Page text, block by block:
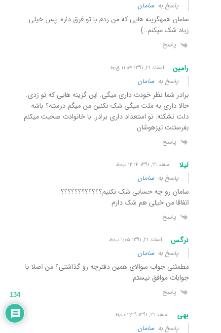
پاسخ بهسامان
سامان همهگزینه هایی که من زدم با تو فرق داره. پس خیلی
زیاد شک میکنم.:)
پاسخ
رامین اسفند ۲۱, ۱۳۹۱ ۱۱:۰۴ ق٫ظ
پاسخ بهسامان
برادر شما نظر خودت داری میگی. این گزینه هایی که تو زدی.
حالا داری به ملت میگی شک نکنین من میگم درسته؟ باشه
دلت نشکنه. تو استعداد داری برادر. با خانوادت صحبت میکنم
بفرستنت تیزهوشان
پاسخ
لیلا اسفند ۲۱, ۱۳۹۱ ۱۲:۱۴ ب٫ظ
پاسخ بهسامان
سامان رو چه حسابی شک نکنیم؟؟؟؟؟؟؟؟؟؟؟؟
اتفاقا من خیلی هم شک دارم
پاسخ
نرگس اسفند ۲۱, ۱۳۹۱ ۱:۰۵ ب٫ظ
پاسخ بهسامان
مطمئنی جواب سوالای همین دفترچه رو گذاشتی؟ من اصلا با
جوابات موافق نیستم
پاسخ
بهی اسفند ۲۱, ۱۳۹۱ ۲:۳۹ ب٫ظ
پاسخ بهسامان
134